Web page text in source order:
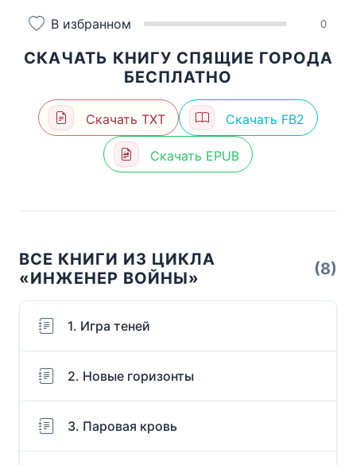
В избранном 0
СКАЧАТЬ КНИГУ СПЯЩИЕ ГОРОДА
БЕСПЛАТНО
Скачать TXT Скачать FB2
Скачать EPUB
ВСЕ КНИГИ ИЗ ЦИКЛА
«ИНЖЕНЕР ВОЙНЫ»
(8)
1. Игра теней
2. Новые горизонты
3. Паровая кровь